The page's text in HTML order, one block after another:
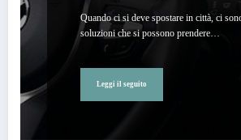
Quando ci si deve spostare in città, ci
soluzioni che si possono prendere…
Leggi il seguito